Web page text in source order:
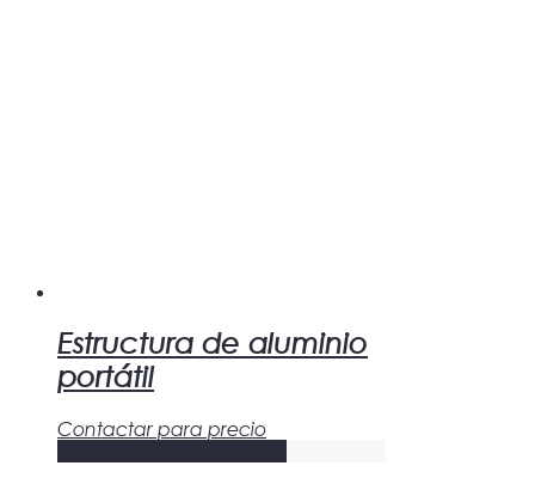
Estructura de aluminio
portátil
Contactar para precio